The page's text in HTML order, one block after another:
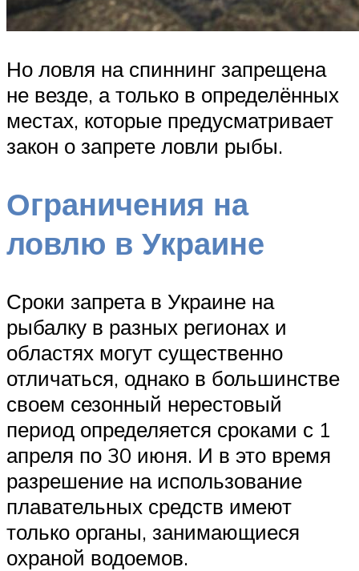
Но ловля на спиннинг запрещена
не везде, а только в определённых
местах, которые предусматривает
закон о запрете ловли рыбы.
Ограничения на
ловлю в Украине
Сроки запрета в Украине на
рыбалку в разных регионах и
областях могут существенно
отличаться, однако в большинстве
своем сезонный нерестовый
период определяется сроками с 1
апреля по 30 июня. И в это время
разрешение на использование
плавательных средств имеют
только органы, занимающиеся
охраной водоемов.